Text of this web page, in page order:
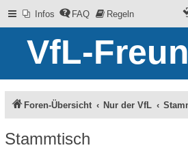
Infos FAQ Regeln
VfL-
Foren-Übersicht Nur der VfL
Stammtisch